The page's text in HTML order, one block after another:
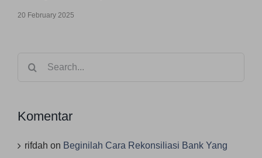
20 February 2025
Search
Komentar
rifdah on Beginilah Cara Rekonsiliasi Bank Yang